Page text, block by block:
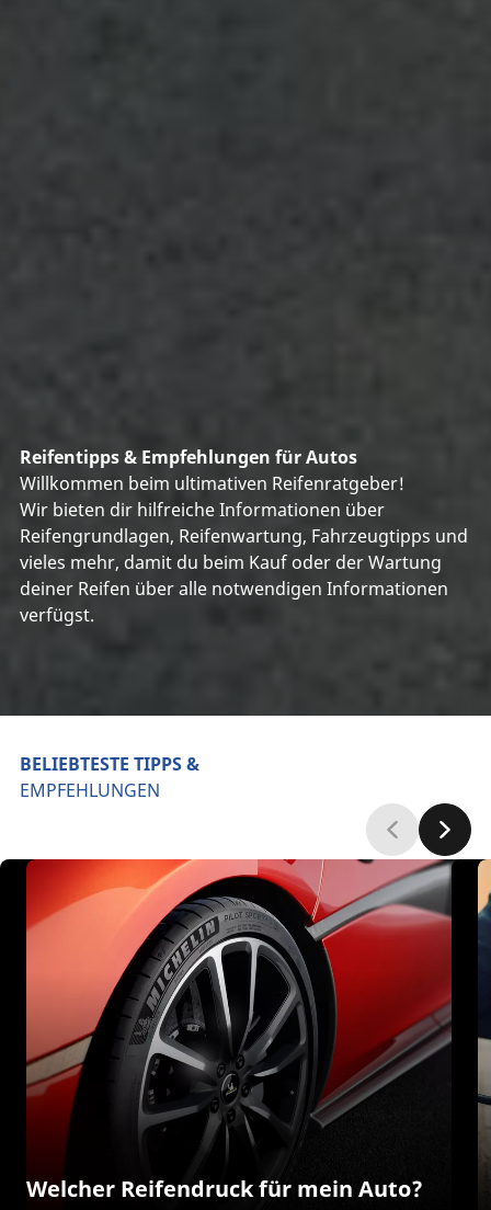
Reifentipps & Empfehlungen für Autos
Willkommen beim ultimativen Reifenratgeber!
Wir bieten dir hilfreiche Informationen über
Reifengrundlagen, Reifenwartung, Fahrzeugtipps und
vieles mehr, damit du beim Kauf oder der Wartung
deiner Reifen über alle notwendigen Informationen
verfügst.
BELIEBTESTE TIPPS &
EMPFEHLUNGEN
Welcher Reifendruck für mein Auto?